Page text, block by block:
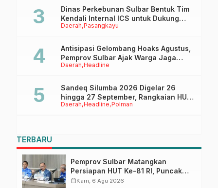
Daerah Pasangkayu
Dinas Perkebunan Sulbar Bentuk Tim
Kendali Internal ICS untuk Dukung
Sertifikasi ISPO Pekebun di
Daerah Headline
Antisipasi Gelombang Hoaks Agustus,
Pemprov Sulbar Ajak Warga Jaga
Ruang Digital
Daerah Headline Polman
Sandeq Silumba 2026 Digelar 26
hingga 27 September, Rangkaian HUT
Sulbar
TERBARU
Pemprov Sulbar Matangkan
Persiapan HUT Ke-81 RI, Puncak
Upacara di Lapangan Ahmad
calendar_monthKam, 6 Agu 2026